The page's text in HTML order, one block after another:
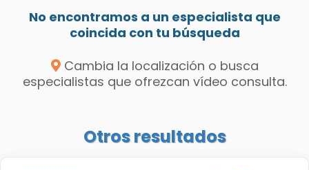
No encontramos a un especialista que
coincida con tu búsqueda
Cambia la localización o busca
especialistas que ofrezcan vídeo consulta.
Otros resultados